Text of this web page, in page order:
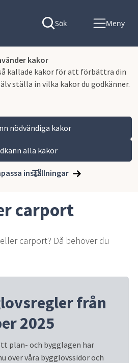
kakor
kallade kakor för att förbättra din
ställa in vilka kakor du godkänner.
nödvändiga kakor
alla kakor
inställningar
Sök Meny
miljö och infrastruktur
Vad ska du bygga?
carport
carport? Då behöver du
från
2025
plan- och bygglagen har
över våra bygglovssidor och